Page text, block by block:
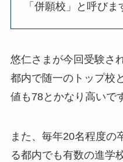
「併願校」と呼びま
悠仁さまが今回受験さ
都内で随一のトップ校
値も78とかなり高いで
また、毎年20名程度の
る都内でも有数の進学